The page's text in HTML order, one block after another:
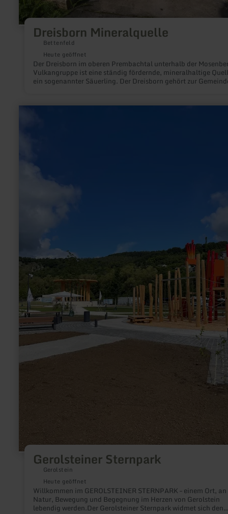
Dreisborn Mineralquelle
Bettenfeld
Heute geöffnet
Der Dreisborn im oberen Prembachtal unterhalb der
Vulkangruppe ist eine ständig fördernde, mineralhaltige
ein sogenannter Säuerling. Der Dreisborn gehört zur
Gerolsteiner Sternpark
Gerolstein
Heute geöffnet
Willkommen im GEROLSTEINER STERNPARK – einem Ort,
Natur, Bewegung und Begegnung im Herzen von Gerolstein
lebendig werden.Der Gerolsteiner Sternpark widmet sich den